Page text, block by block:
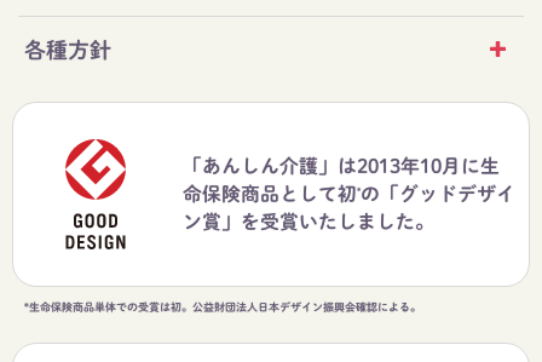
各種方針
「あんしん介護」は2013年10月に生
命保険商品として初*の「グッドデザイ
ン賞」を受賞いたしました。
*生命保険商品単体での受賞は初。公益財団法人日本デザイン振興会確認による。